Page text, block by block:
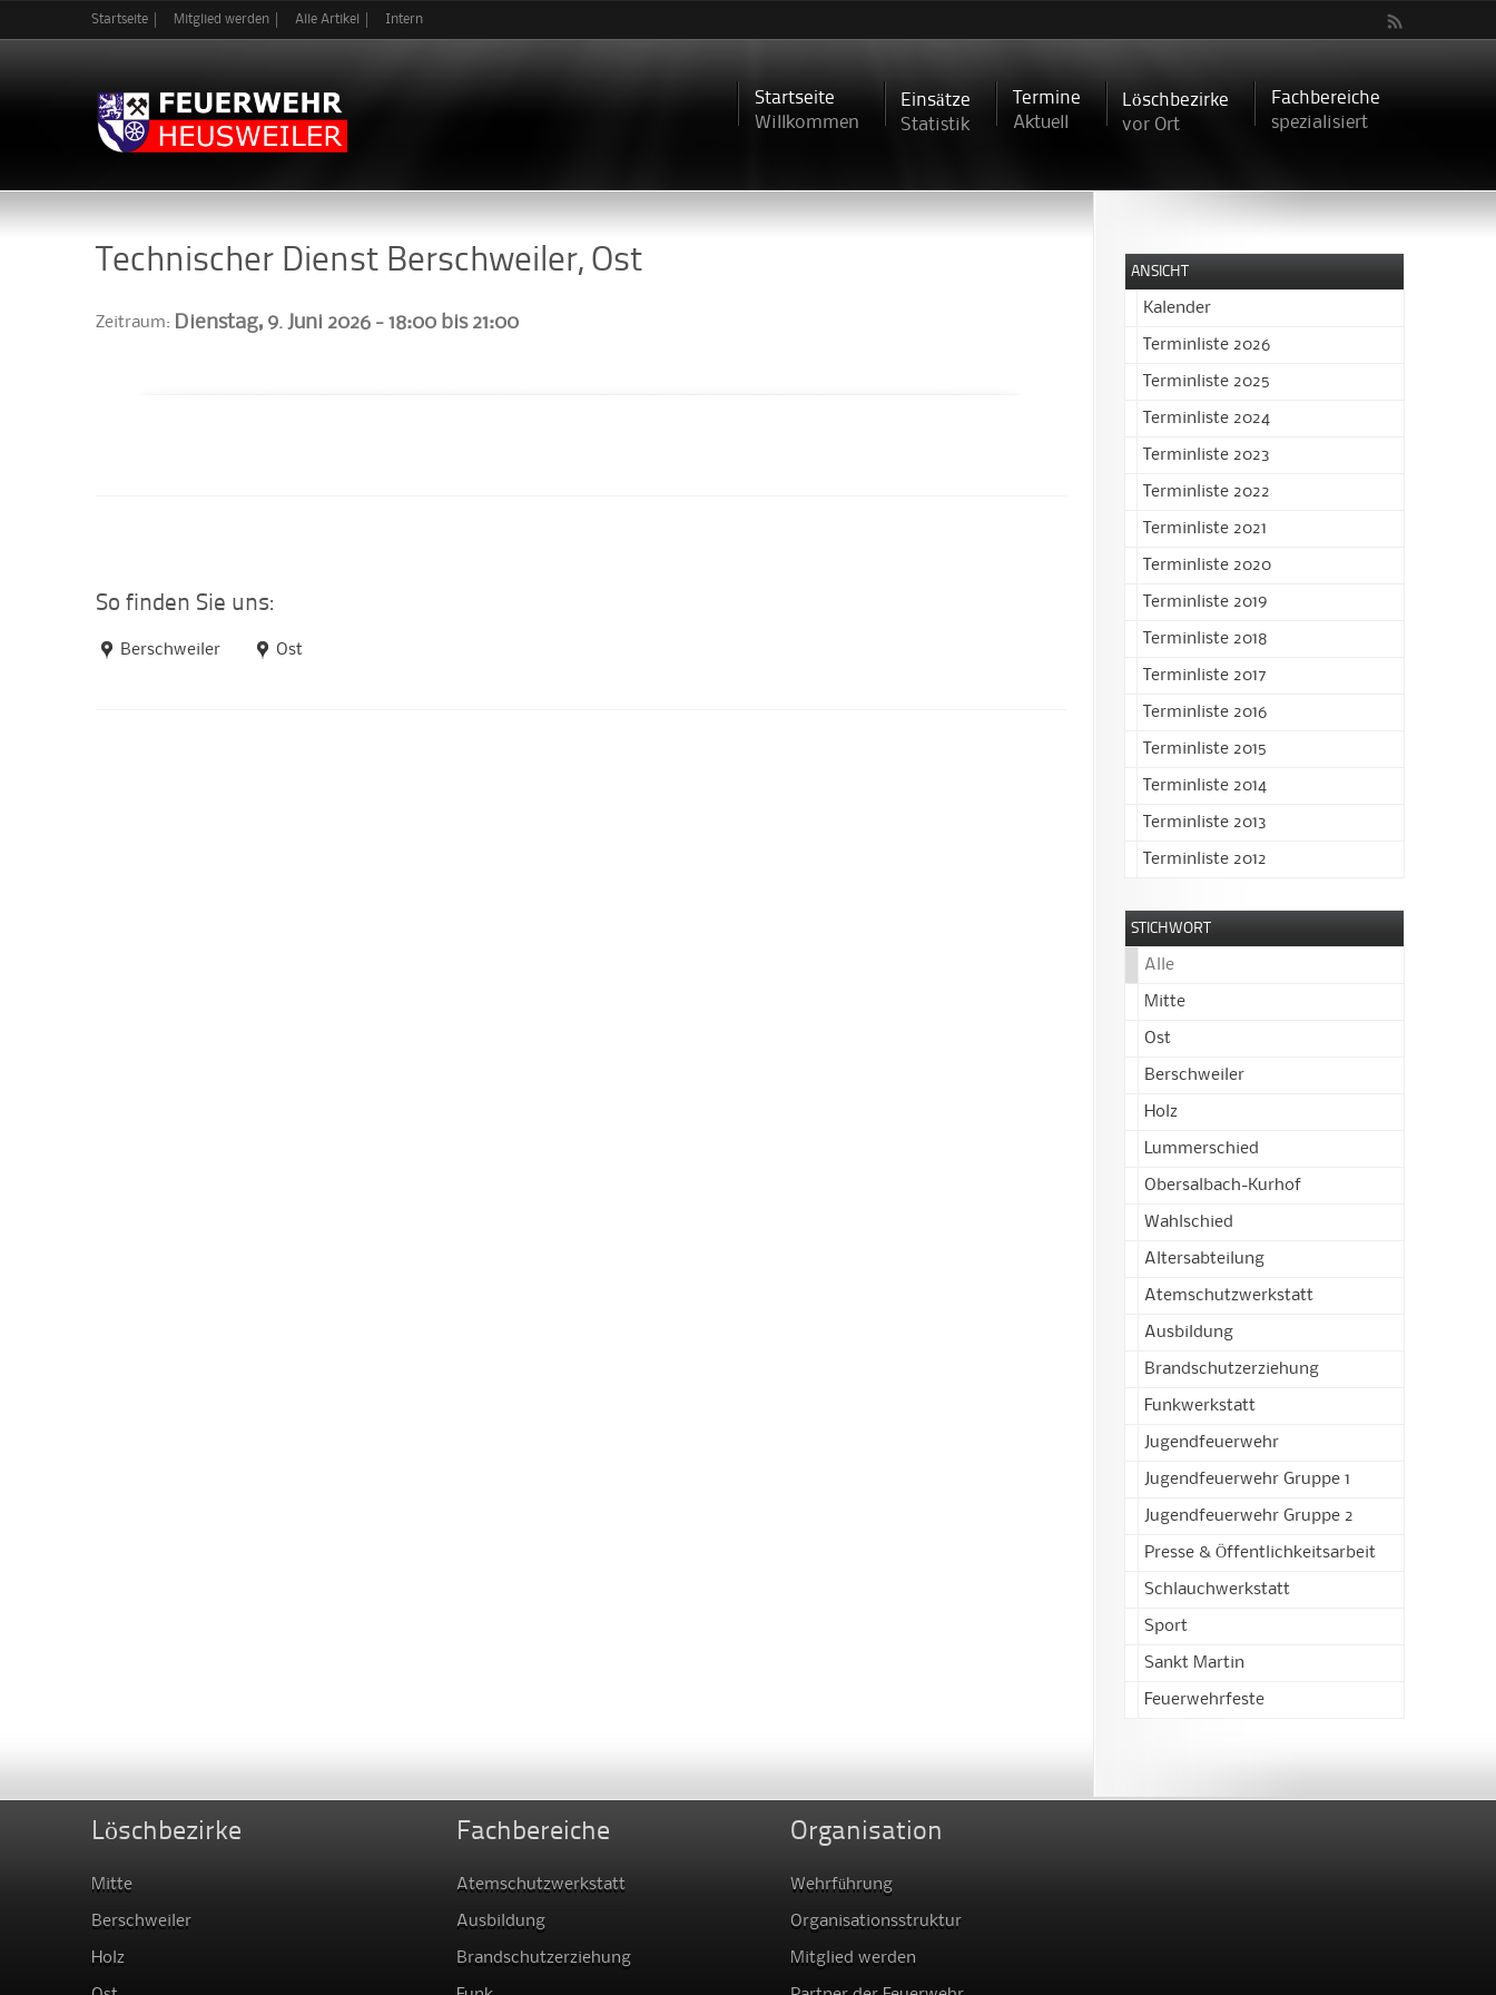
zum
Startseite Mitglied werden Alle Artikel Intern
Startseite
Willkommen
Einsätze
Statistik
Termine
Aktuell
Löschbezirke
vor Ort
Fachbereiche
spezialisiert
Technischer Dienst Berschweiler, Ost
Zeitraum: Dienstag, 9. Juni 2026 -18:00 bis 21:00
So finden Sie uns:
Berschweiler Ost
ANSICHT
Kalender
Terminliste 2026
Terminliste 2025
Terminliste 2024
Terminliste 2023
Terminliste 2022
Terminliste 2021
Terminliste 2020
Terminliste 2019
Terminliste 2018
Terminliste 2017
Terminliste 2016
Terminliste 2015
Terminliste 2014
Terminliste 2013
Terminliste 2012
STICHWORT
Alle
Mitte
Ost
Berschweiler
Holz
Lummerschied
Obersalbach-Kurhof
Wahlschied
Altersabteilung
Atemschutzwerkstatt
Ausbildung
Brandschutzerziehung
Funkwerkstatt
Jugendfeuerwehr
Jugendfeuerwehr Gruppe 1
Jugendfeuerwehr Gruppe 2
Presse & Öffentlichkeitsarbeit
Schlauchwerkstatt
Sport
Sankt Martin
Feuerwehrfeste
Löschbezirke
Mitte
Berschweiler
Holz
Fachbereiche
Atemschutzwerkstatt
Ausbildung
Brandschutzerziehung
Organisation
Wehrführung
Organisationsstruktur
Mitglied werden